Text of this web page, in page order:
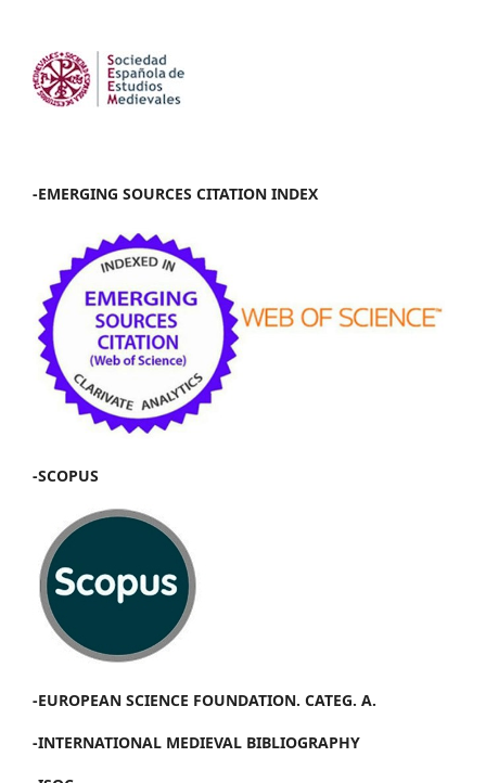
-EMERGING SOURCES CITATION INDEX
-SCOPUS
-EUROPEAN SCIENCE FOUNDATION. CATEG. A.
-INTERNATIONAL MEDIEVAL BIBLIOGRAPHY